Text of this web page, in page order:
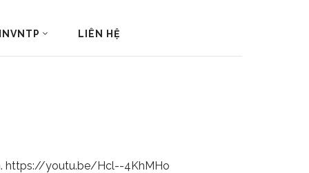
LIÊN HỆ
https://youtu.be/Hcl--4KhMHo